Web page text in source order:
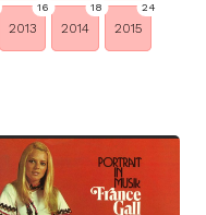
16
2013
18
2014
24
2015